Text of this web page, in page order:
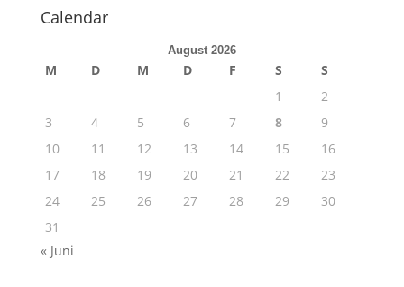
Calendar
August 2026
M D M D F S
S
1
2
3
4 5 6 7 8
9
10
11 12 13 14 15
16
17
18 19 20 21 22
23
24
25 26 27 28 29
30
31
« Juni